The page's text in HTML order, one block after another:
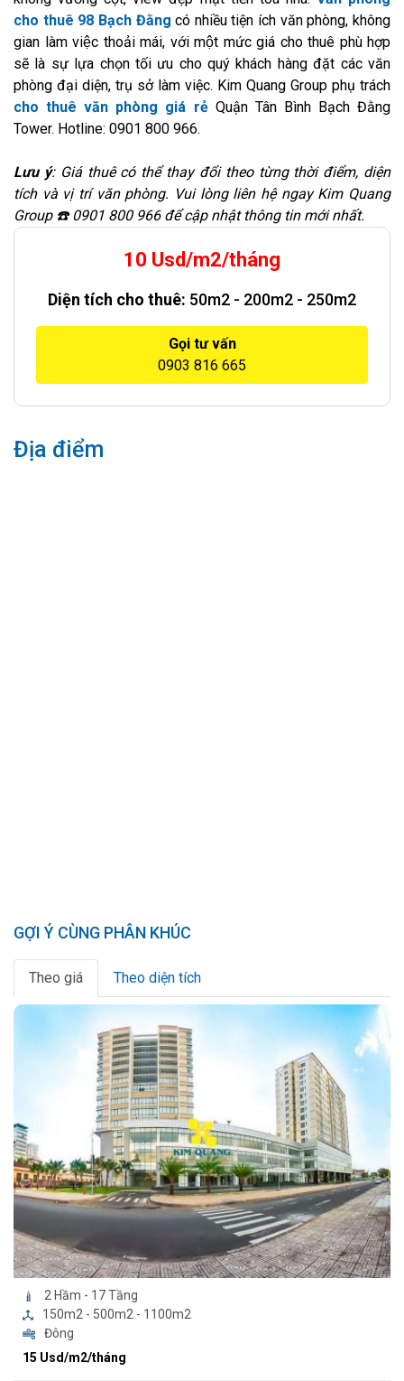
cho thuê 98 Bạch Đằng có nhiều tiện ích văn phòng, không
gian làm việc thoải mái, với một mức giá cho thuê phù hợp
sẽ là sự lựa chọn tối ưu cho quý khách hàng đặt các văn
phòng đại diện, trụ sở làm việc. Kim Quang Group phụ trách
cho thuê văn phòng giá rẻQuận Tân Bình Bạch Đằng
Tower. Hotline: 0901 800 966.
Lưu ý: Giá thuê có thể thay đổi theo từng thời điểm, diện
tích và vị trí văn phòng. Vui lòng liên hệ ngay Kim Quang
Group ☎️ 0901 800 966 để cập nhật thông tin mới nhất.
10 Usd/m2/tháng
Diện tích cho thuê: 50m2 - 200m2 - 250m2
Gọi tư vấn
0903 816 665
Địa điểm
GỢI Ý CÙNG PHÂN KHÚC
Theo giá Theo diện tích
2 Hầm - 17 Tầng
150m2 - 500m2 - 1100m2
Đông
15 Usd/m2/tháng